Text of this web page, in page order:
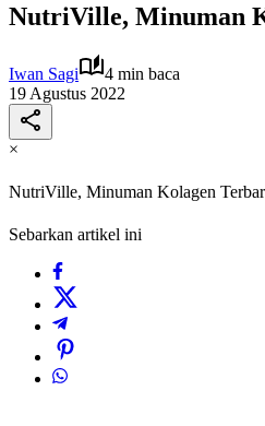
NutriVille, Minuman
Iwan Sagi
4 min baca
19 Agustus 2022
×
NutriVille, Minuman Kolagen
Sebarkan artikel ini